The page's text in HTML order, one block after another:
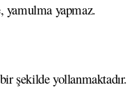
yamulma yapmaz.
şekilde yollanmaktadır.